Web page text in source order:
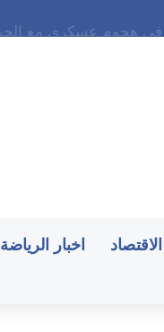
الاقتصاد اخبار الرياضة